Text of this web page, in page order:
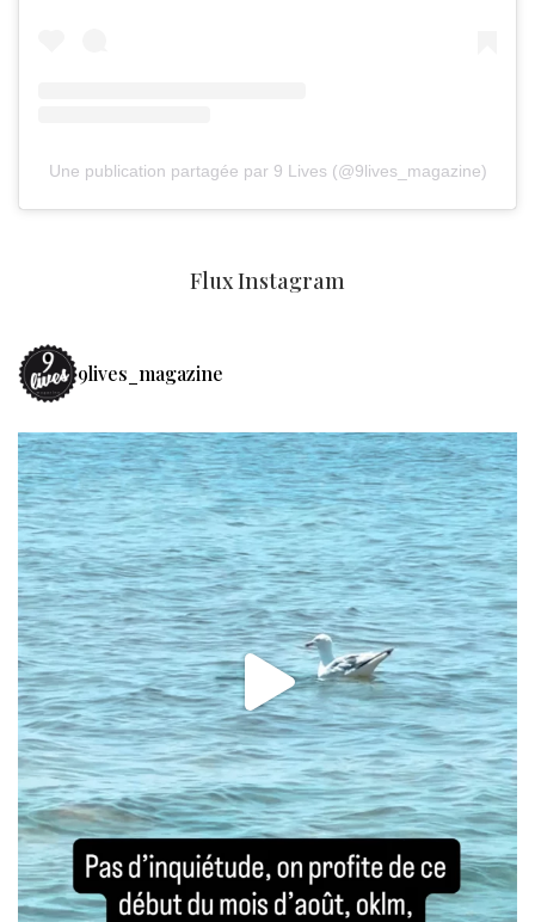
Une publication partagée par 9 Lives (@9lives_magazine)
Flux Instagram
9lives_magazine